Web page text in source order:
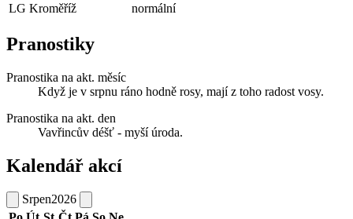
LG Kroměříž
normální
Pranostiky
Pranostika na akt. měsíc
Když je v srpnu ráno hodně rosy, mají z toho radost vosy.
Pranostika na akt. den
Vavřincův déšť - myší úroda.
Kalendář akcí
Srpen2026